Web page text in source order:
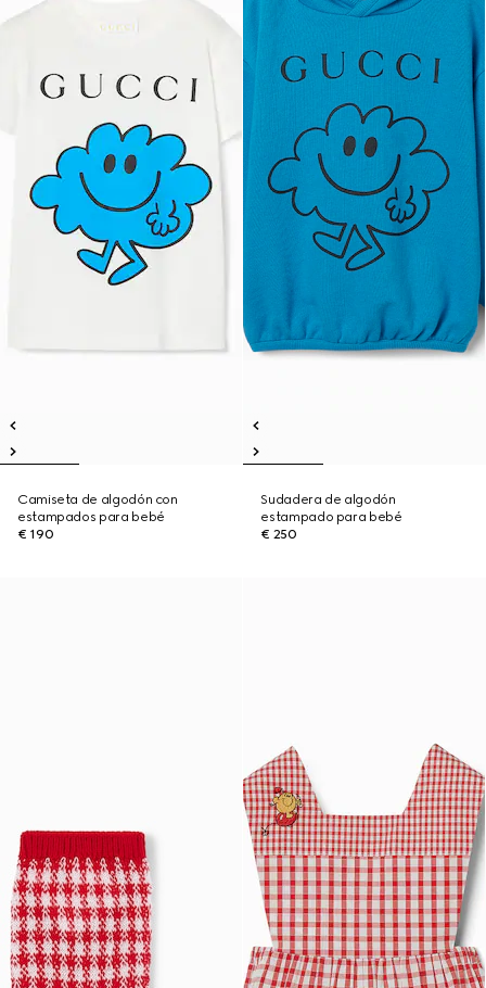
Camiseta de algodón con
estampados para bebé
€ 190
Sudadera de algodón
estampado para bebé
€ 250